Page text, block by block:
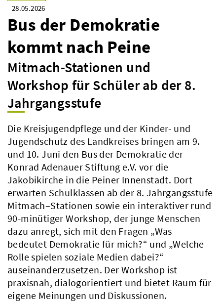
28.05.2026
Bus der Demokratie
kommt nach Peine
Mitmach-Stationen und
Workshop für Schüler ab der 8.
Jahrgangsstufe
Die Kreisjugendpflege und der Kinder- und
Jugendschutz des Landkreises bringen am 9.
und 10. Juni den Bus der Demokratie der
Konrad Adenauer Stiftung e.V. vor die
Jakobikirche in die Peiner Innenstadt. Dort
erwarten Schulklassen ab der 8. Jahrgangsstufe
Mitmach–Stationen sowie ein interaktiver rund
90-minütiger Workshop, der junge Menschen
dazu anregt, sich mit den Fragen „Was
bedeutet Demokratie für mich?“ und „Welche
Rolle spielen soziale Medien dabei?“
auseinanderzusetzen. Der Workshop ist
praxisnah, dialogorientiert und bietet Raum für
eigene Meinungen und Diskussionen.